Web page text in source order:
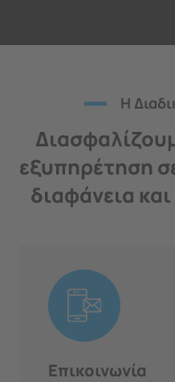
H
εξυπηρέτηση
διαφάνεια
Επικοινωνία